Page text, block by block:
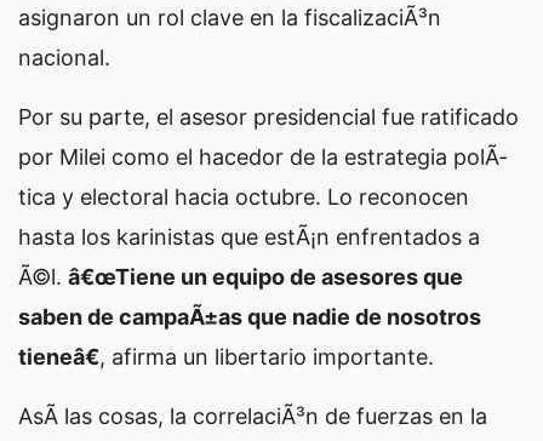
asignaron un rol clave en la fiscalizaciÃ³n
nacional.
Por su parte, el asesor presidencial fue ratificado
por Milei como el hacedor de la estrategia polÃ­
tica y electoral hacia octubre. Lo reconocen
hasta los karinistas que estÃ¡n enfrentados a
Ã©l. â€œTiene un equipo de asesores que
saben de campaÃ±as que nadie de nosotros
tieneâ€, afirma un libertario importante.
AsÃ­ las cosas, la correlaciÃ³n de fuerzas en la